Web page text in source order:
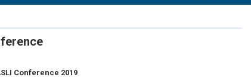
Conference 2019